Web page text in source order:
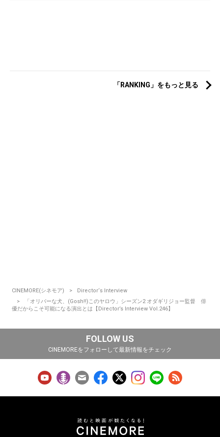
「RANKING」をもっと見る
CINEMORE(シネモア)
Director‘s Interview
「オリバーな犬、(Gosh!!)このヤロウ」シーズン2 オダギリジョー監督 俳
優だからこそ可能になる演出とは【Director’s Interview Vol.246】
FOLLOW US
CINEMOREをフォローして最新情報をチェック